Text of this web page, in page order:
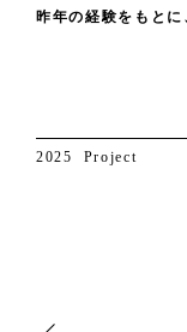
昨年の経験をもとに
2025 Project